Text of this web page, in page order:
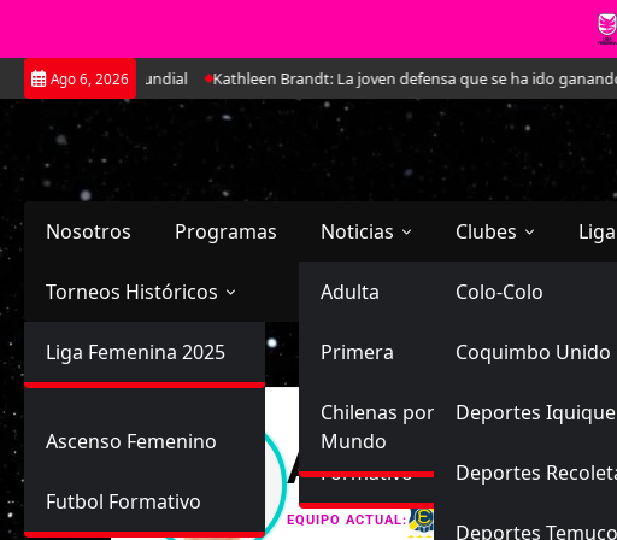
Saltar
al
contenido
Ago 6, 2026
para el Mundial Kathleen Brandt: La joven defensa que se ha ido ganando
Nosotros Programas Noticias
Selección Chilena
Adulta
Sub-20
Sub-17
Futbol Nacional
Primera
Ascenso
Formativo
Futbol Internacional
Chilenas por el
Mundo
Clubes
Primera
Colo-Colo
Coquimbo Unido
Deportes Iquique
Deportes
Deportes Temuco
Ascenso
Torneos Históricos
Primera División
Femenina
Liga Femenina 2025
Ascenso Femenino
Futbol Formativo
Arlette Yasmín
EQUIPO ACTUAL: Everton